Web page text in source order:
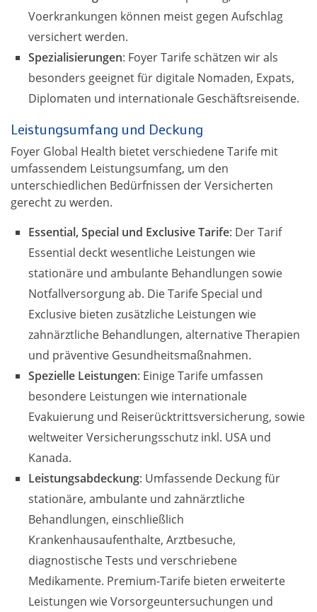
Voerkrankungen können meist gegen Aufschlag
versichert werden.
Spezialisierungen: Foyer Tarife schätzen wir als
besonders geeignet für digitale Nomaden, Expats,
Diplomaten und internationale Geschäftsreisende.
Leistungsumfang und Deckung
Foyer Global Health bietet verschiedene Tarife mit
umfassendem Leistungsumfang, um den
unterschiedlichen Bedürfnissen der Versicherten
gerecht zu werden.
Essential, Special und Exclusive Tarife: Der Tarif
Essential deckt wesentliche Leistungen wie
stationäre und ambulante Behandlungen sowie
Notfallversorgung ab. Die Tarife Special und
Exclusive bieten zusätzliche Leistungen wie
zahnärztliche Behandlungen, alternative Therapien
und präventive Gesundheitsmaßnahmen.
Spezielle Leistungen: Einige Tarife umfassen
besondere Leistungen wie internationale
Evakuierung und Reiserücktrittsversicherung, sowie
weltweiter Versicherungsschutz inkl. USA und
Kanada.
Leistungsabdeckung: Umfassende Deckung für
stationäre, ambulante und zahnärztliche
Behandlungen, einschließlich
Krankenhausaufenthalte, Arztbesuche,
diagnostische Tests und verschriebene
Medikamente. Premium-Tarife bieten erweiterte
Leistungen wie Vorsorgeuntersuchungen und